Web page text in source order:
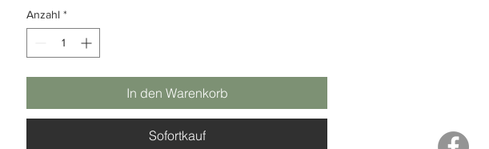
Anzahl *
In den Warenkorb
Sofortkauf